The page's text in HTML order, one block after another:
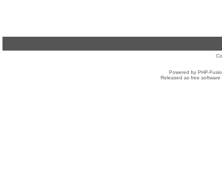
Powered by PHP-
Released as free